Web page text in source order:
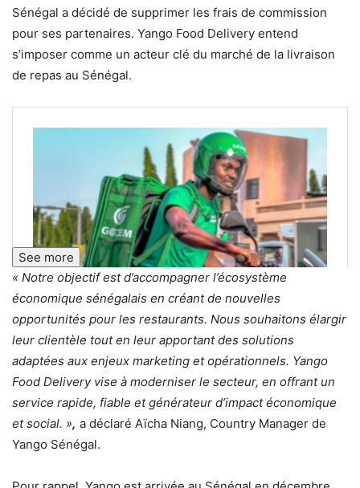
Sénégal a décidé de supprimer les frais de commission
pour ses partenaires. Yango Food Delivery entend
s’imposer comme un acteur clé du marché de la livraison
de repas au Sénégal.
See more
« Notre objectif est d’accompagner l’écosystème
économique sénégalais en créant de nouvelles
opportunités pour les restaurants. Nous souhaitons élargir
leur clientèle tout en leur apportant des solutions
adaptées aux enjeux marketing et opérationnels. Yango
Food Delivery vise à moderniser le secteur, en offrant un
service rapide, fiable et générateur d’impact économique
et social. », a déclaré Aïcha Niang, Country Manager de
Yango Sénégal.